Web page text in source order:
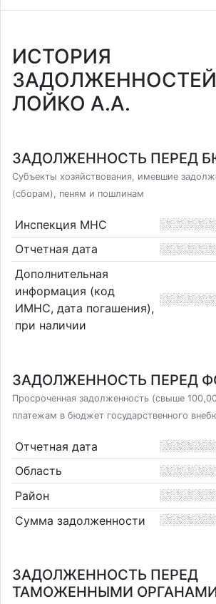
ИСТОРИЯ
ЛОЙКО А.А.
ЗАДОЛЖЕННОСТЬ ПЕРЕД
Субъекты хозяйствования, имевшие
(сборам), пеням и пошлинам
Инспекция МНС
Отчетная дата
Дополнительная
информация (код
ИМНС, дата погашения),
при наличии
ЗАДОЛЖЕННОСТЬ ПЕРЕД
Просроченная задолженность (свыше
платежам в бюджет государственного
Отчетная дата
Область
Район
Сумма задолженности
ЗАДОЛЖЕННОСТЬ ПЕРЕД
ТАМОЖЕННЫМИ